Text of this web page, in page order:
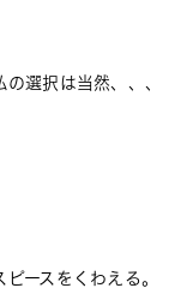
選択は当然、、、
ースをくわえる。